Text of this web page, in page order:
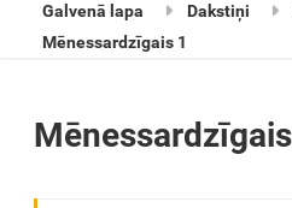
Galvenā lapa Dakstiņi
Mēnessardzīgais 1